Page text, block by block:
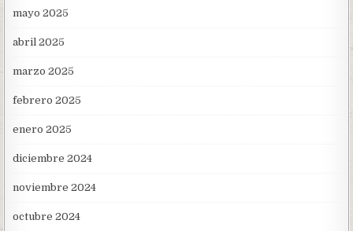
mayo 2025
abril 2025
marzo 2025
febrero 2025
enero 2025
diciembre 2024
noviembre 2024
octubre 2024